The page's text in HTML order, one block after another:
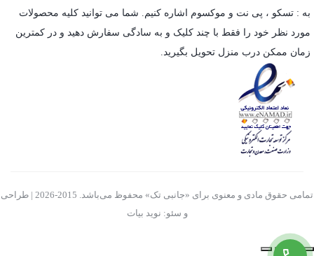
به : تسکو ، پی نت و موکسوم اشاره کنیم. شما می توانید کلیه محصولات
مورد نظر خود را فقط با چند کلیک و به سادگی سفارش دهید و در کمترین
زمان ممکن درب منزل تحویل بگیرید.
تمامی حقوق مادی و معنوی برای «جانبی تک» محفوظ می‌باشد. 2015-2026 | طراحی
و سئو: نوید بیات